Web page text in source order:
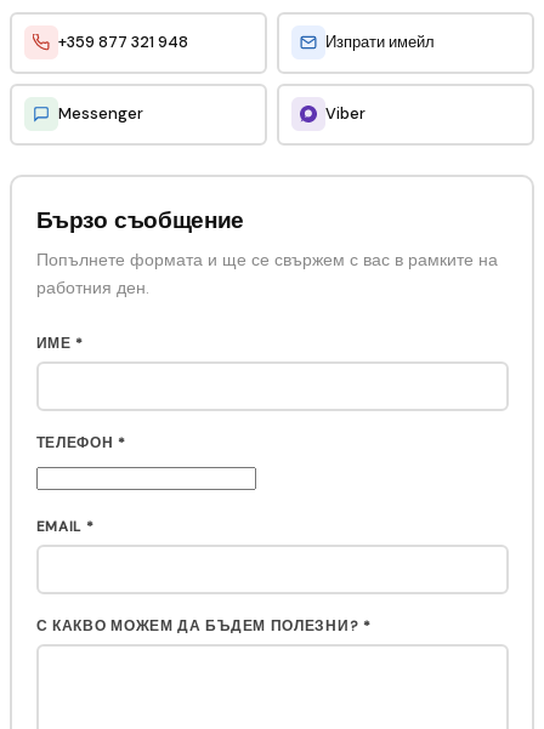
+359 877 321 948 Изпрати имейл
Messenger Viber
Бързо съобщение
Попълнете формата и ще се свържем с вас в рамките на
работния ден.
ИМЕ *
ТЕЛЕФОН *
EMAIL *
С КАКВО МОЖЕМ ДА БЪДЕМ ПОЛЕЗНИ? *